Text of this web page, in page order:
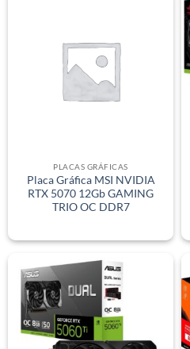
PLACAS GRÁFICAS
Placa Gráfica MSI NVIDIA
RTX 5070 12Gb GAMING
TRIO OC DDR7